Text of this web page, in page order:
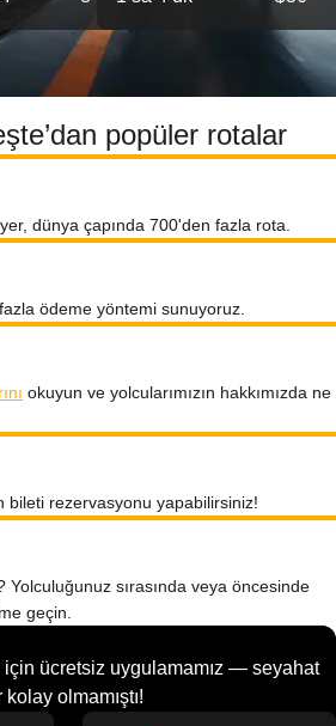
popüler rotalar
dünya çapında 700'den fazla rota.
ödeme yöntemi sunuyoruz.
okuyun ve yolcularımızın hakkımızda ne
bileti rezervasyonu yapabilirsiniz!
Yolculuğunuz sırasında veya öncesinde
geçin.
için ücretsiz uygulamamız — seyahat
olmamıştı!